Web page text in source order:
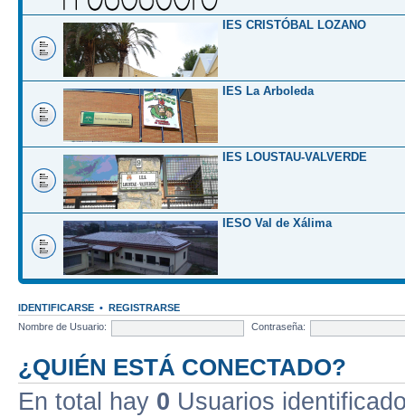
IES CRISTÓBAL LOZANO
IES La Arboleda
IES LOUSTAU-VALVERDE
IESO Val de Xálima
IDENTIFICARSE • REGISTRARSE
Nombre de Usuario:
Contraseña:
¿QUIÉN ESTÁ CONECTADO?
En total hay 0 Usuarios